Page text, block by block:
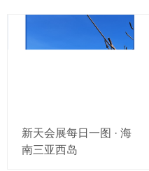
新天会展每日一图 · 海
南三亚西岛